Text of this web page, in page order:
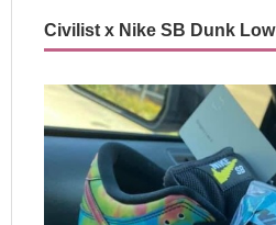
Civilist x Nike SB Dunk Low